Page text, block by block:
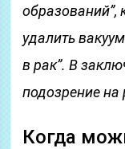
образований”,
удалить
в рак”. В
подозрение на
Когда